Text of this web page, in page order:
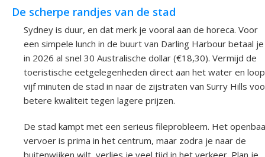
De scherpe randjes van de stad
Sydney is duur, en dat merk je vooral aan de horeca. Voor
een simpele lunch in de buurt van Darling Harbour betaal je
in 2026 al snel 30 Australische dollar (€18,30). Vermijd de
toeristische eetgelegenheden direct aan het water en loop
vijf minuten de stad in naar de zijstraten van Surry Hills
betere kwaliteit tegen lagere prijzen.
De stad kampt met een serieus fileprobleem. Het
vervoer is prima in het centrum, maar zodra je naar de